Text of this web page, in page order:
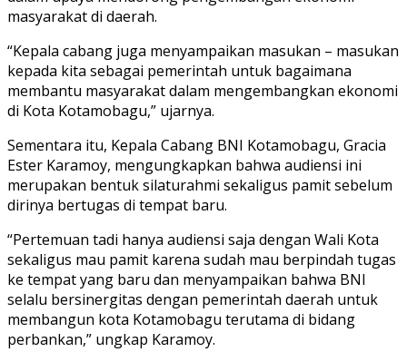
masyarakat di daerah.
“Kepala cabang juga menyampaikan masukan – masukan
kepada kita sebagai pemerintah untuk bagaimana
membantu masyarakat dalam mengembangkan ekonomi
di Kota Kotamobagu,” ujarnya.
Sementara itu, Kepala Cabang BNI Kotamobagu, Gracia
Ester Karamoy, mengungkapkan bahwa audiensi ini
merupakan bentuk silaturahmi sekaligus pamit sebelum
dirinya bertugas di tempat baru.
“Pertemuan tadi hanya audiensi saja dengan Wali Kota
sekaligus mau pamit karena sudah mau berpindah tugas
ke tempat yang baru dan menyampaikan bahwa BNI
selalu bersinergitas dengan pemerintah daerah untuk
membangun kota Kotamobagu terutama di bidang
perbankan,” ungkap Karamoy.